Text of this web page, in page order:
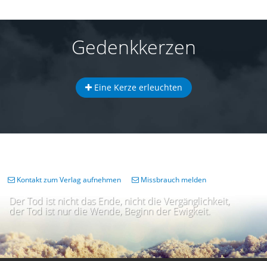
Gedenkkerzen
Eine Kerze erleuchten
Der Tod ist nicht das Ende, nicht die Vergänglichkeit,
der Tod ist nur die Wende, Beginn der Ewigkeit.
Kontakt zum Verlag aufnehmen Missbrauch melden